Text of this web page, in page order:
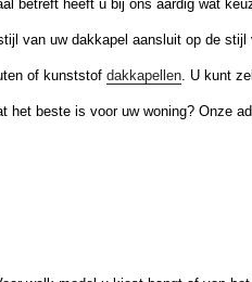
betreft heeft u bij ons aardig wat
van uw dakkapel aansluit op de stijl
of kunststof dakkapellen. U kunt
het beste is voor uw woning? Onze